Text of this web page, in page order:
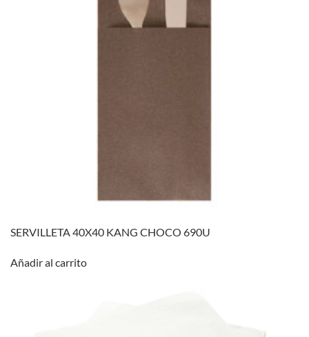
SERVILLETA 40X40 KANG CHOCO 690U
Añadir al carrito